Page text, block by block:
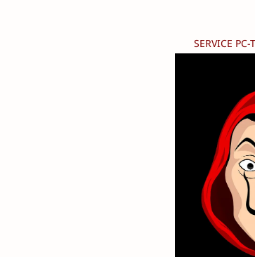
SERVICE